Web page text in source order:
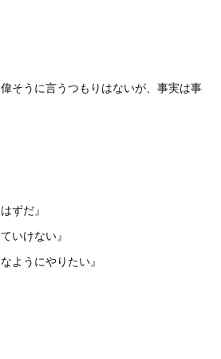
そうに言うつもりはないが、事実は事
ずだ』
いけない』
ようにやりたい』